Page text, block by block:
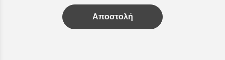
Αποστολή